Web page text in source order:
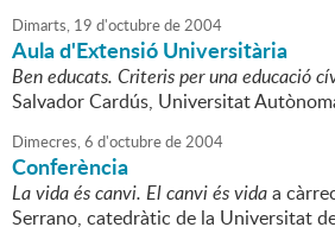
Dimarts, 19 d'octubrede2004
Aula d'Extensió Universitària
Ben educats. Criteris per una educació
Salvador Cardús, Universitat
Dimecres,6 d'octubrede2004
Conferència
La vida és canvi. El canvi és vidaa
Serrano, catedràtic de la Universitat